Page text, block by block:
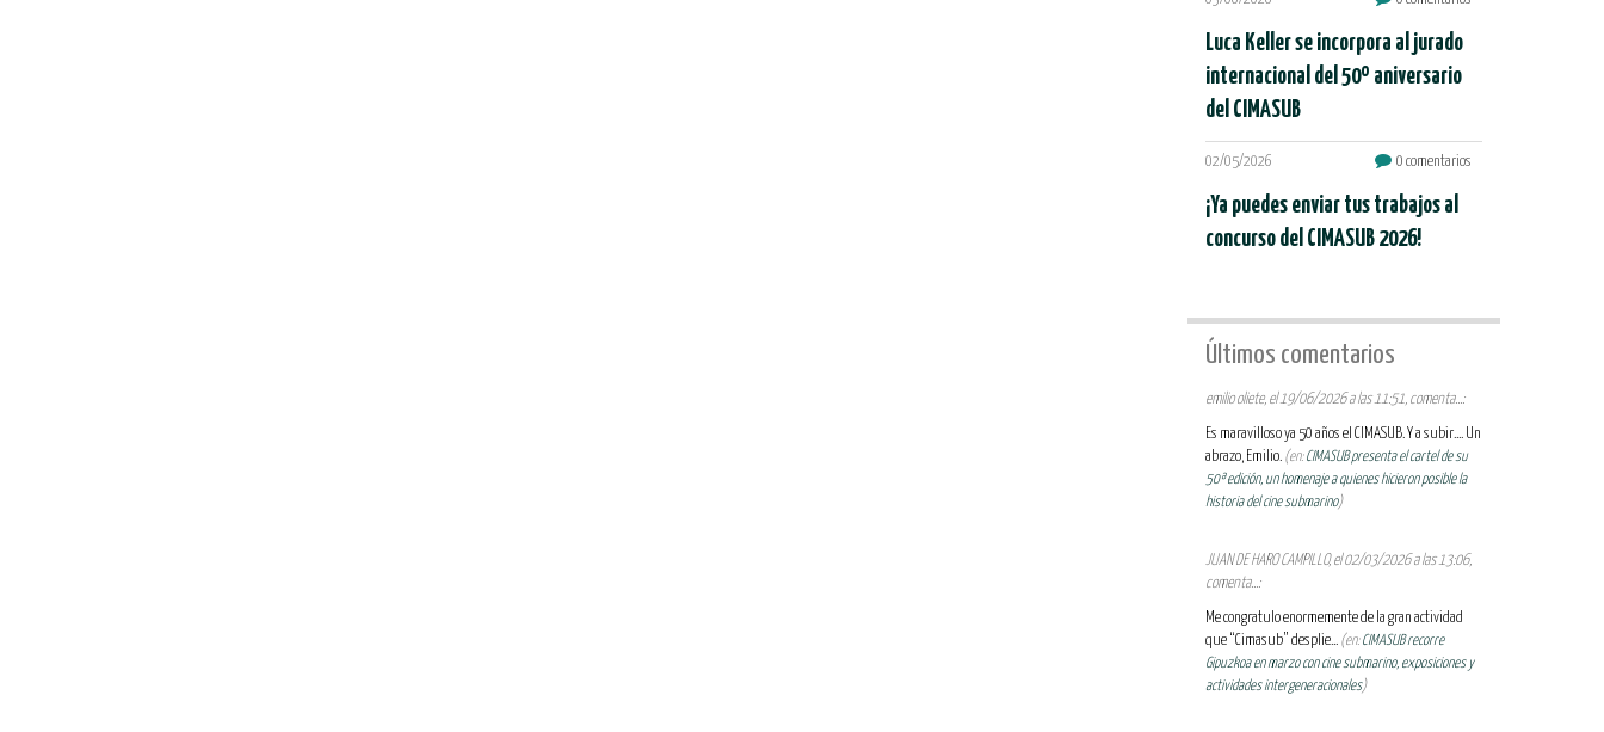
Luca Keller se incorpora al jurado
internacional del 50º aniversario
del CIMASUB
02/05/2026 0 comentarios
¡Ya puedes enviar tus trabajos al
concurso del CIMASUB 2026!
Últimos comentarios
emilio oliete, el 19/06/2026 a las 11:51, comenta...:
Es maravilloso ya 50 años el CIMASUB. Y a subir.... Un
abrazo, Emilio. (en:CIMASUB presenta el cartel de su
50ª edición, un homenaje a quienes hicieron posible la
historia del cine submarino)
JUAN DE HARO CAMPILLO, el 02/03/2026 a las 13:06,
comenta...:
Me congratulo enormemente de la gran actividad
que “Cimasub” desplie... (en:CIMASUB recorre
Gipuzkoa en marzo con cine submarino, exposiciones y
actividades intergeneracionales)